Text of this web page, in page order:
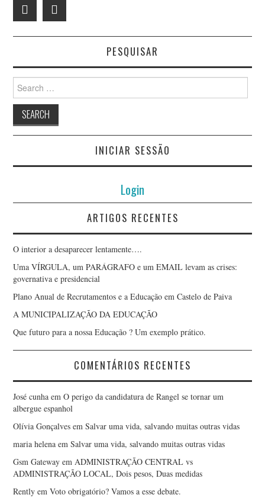
PESQUISAR
for:
INICIAR SESSÃO
Login
ARTIGOS RECENTES
O interior a desaparecer lentamente….
Uma VÍRGULA, um PARÁGRAFO e um EMAIL levam as crises:
governativa e presidencial
Plano Anual de Recrutamentos e a Educação em Castelo de Paiva
A MUNICIPALIZAÇÃO DA EDUCAÇÃO
Que futuro para a nossa Educação ? Um exemplo prático.
COMENTÁRIOS RECENTES
José cunha emO perigo da candidatura de Rangel se tornar um
albergue espanhol
Olívia Gonçalves emSalvar uma vida, salvando muitas outras vidas
maria helena emSalvar uma vida, salvando muitas outras vidas
Gsm Gateway emADMINISTRAÇÃO CENTRAL vs
ADMINISTRAÇÃO LOCAL, Dois pesos, Duas medidas
Rently emVoto obrigatório? Vamos a esse debate.